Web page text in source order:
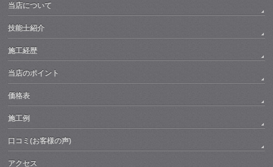
当店について
技能士紹介
施工経歴
当店のポイント
価格表
施工例
口コミ(お客様の声)
アクセス